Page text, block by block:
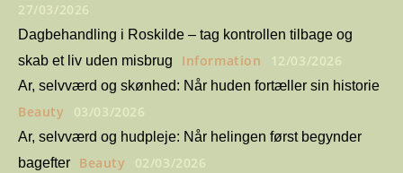
27/03/2026
Dagbehandling i Roskilde – tag kontrollen tilbage og
skab et liv uden misbrug
Information 12/03/2026
Ar, selvværd og skønhed: Når huden fortæller sin historie
Beauty 03/03/2026
Ar, selvværd og hudpleje: Når helingen først begynder
bagefter
Beauty 02/03/2026